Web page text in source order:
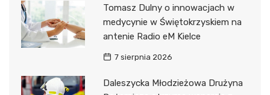
Tomasz Dulny o innowacjach w
medycynie w Świętokrzyskiem na
antenie Radio eM Kielce
7 sierpnia 2026
Daleszycka Młodzieżowa Drużyna